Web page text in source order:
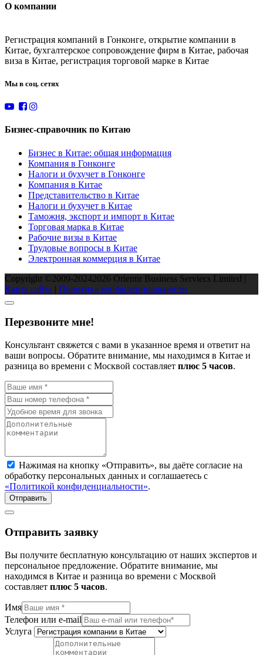
О компании
Регистрация компаний в Гонконге, открытие компании в
Китае, бухгалтерское сопровождение фирм в Китае, рабочая
виза в Китае, регистрация торговой марке в Китае
Мы в соц. сетях
Бизнес-справочник по Китаю
Бизнес в Китае: общая информация
Компания в Гонконге
Налоги и бухучет в Гонконге
Компания в Китае
Представительство в Китае
Налоги и бухучет в Китае
Таможня, экспорт и импорт в Китае
Торговая марка в Китае
Рабочие визы в Китае
Трудовые вопросы в Китае
Электронная коммерция в Китае
Copyright ©2009-20242026 Orientir Business Serviecs Limited |
Карта сайта | Политика конфиденциальности
Перезвоните мне!
Консультант свяжется с вами в указанное время и ответит на
ваши вопросы. Обратите внимание, мы находимся в Китае и
разница во времени с Москвой составляет плюc 5 часов.
Нажимая на кнопку «Отправить», вы даёте согласие на
обработку персональных данных и соглашаетесь с
«Политикой конфиденциальности».
Отправить
Отправить заявку
Вы получите бесплатную консультацию от наших экспертов и
персональное предложение. Обратите внимание, мы
находимся в Китае и разница во времени с Москвой
составляет плюc 5 часов.
Имя
Телефон или e-mail
Услуга